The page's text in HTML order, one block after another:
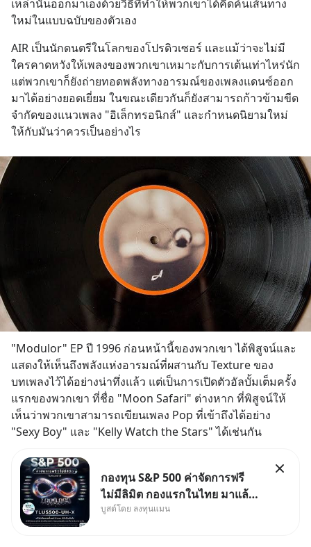
เหล่านั้นออกมาเองด้วยวิธีที่ทำให้พวกเขาได้คิดค้นเส้นทาง
ใหม่ในแบบฉบับของตัวเอง
AIR เป็นนักดนตรีในโลกของโปรดิวเซอร์ และแม้ว่าจะไม่มี
ใครคาดหวังให้เพลงของพวกเขาเหมาะกับการเต้นเท่าไหร่นัก
แต่พวกเขาก็ยังถ่ายทอดพลังทางอารมณ์ของเพลงแดนซ์ออก
มาได้อย่างยอดเยี่ยม ในขณะเดียวกันก็ยังสามารถก้าวข้ามขีด
จำกัดของแนวเพลง "อิเล็กทรอนิกส์" และกำหนดนิยามใหม่
ให้กับมันว่าควรเป็นอย่างไร
"Modulor" EP ปี 1996 ก่อนหน้านี้ของพวกเขา ได้พิสูจน์และ
แสดงให้เห็นถึงพลังแห่งอารมณ์ที่ผสานกับ Texture ของ
บทเพลงไว้ได้อย่างน่าทึ่งแล้ว แต่เป็นการเปิดตัวอัลบั้มเต็มครั้ง
แรกของพวกเขา ที่ชื่อ "Moon Safari" ต่างหาก ที่พิสูจน์ให้
เห็นว่าพวกเขาสามารถเขียนเพลง Pop ที่เข้าถึงได้อย่าง
"Sexy Boy" และ "Kelly Watch the Stars" ได้เช่นกัน
กองทุน S&P 500 ค่าจัดการฟรี
ไม่มีลิมิต กองแรกในไทย มาแล้ว..
กองทุนที่ออกแบบมาเพื่อแก้ Pain
บูสต์โดย ลงทุนแมน